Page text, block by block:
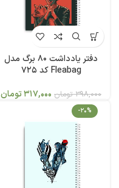
دفتر یادداشت 80 برگ مدل
Fleabag کد 725
398,000 تومان 317,000تومان
-20%